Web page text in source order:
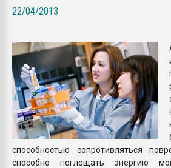
22/04/2013
способностью сопротивляться
способно поглощать энергию